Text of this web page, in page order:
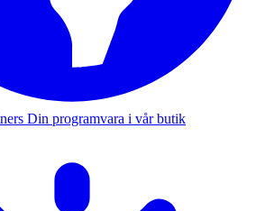
Din programvara i vår butik